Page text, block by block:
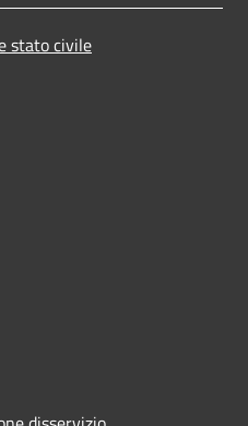
stato civile